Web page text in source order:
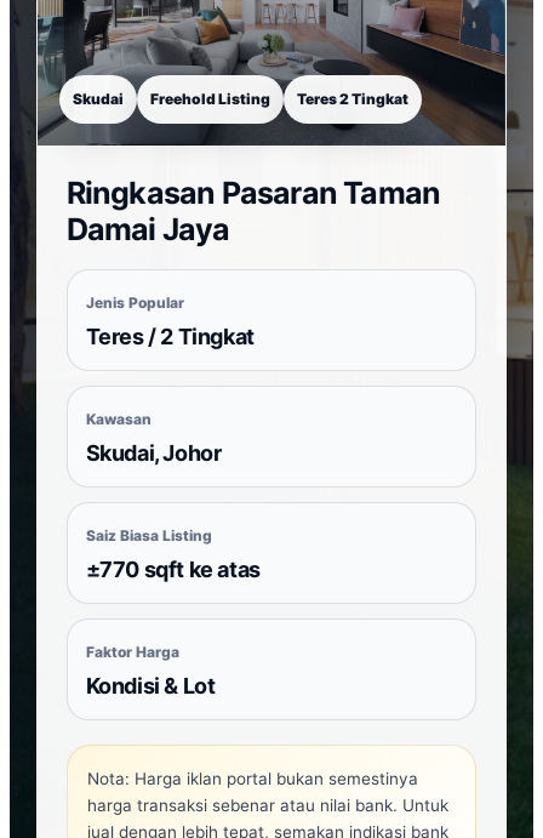
Skudai Freehold Listing Teres 2 Tingkat
Ringkasan Pasaran Taman
Damai Jaya
Jenis Popular
Teres / 2 Tingkat
Kawasan
Skudai, Johor
Saiz Biasa Listing
±770 sqft ke atas
Faktor Harga
Kondisi & Lot
Nota: Harga iklan portal bukan semestinya
harga transaksi sebenar atau nilai bank. Untuk
jual dengan lebih tepat, semakan indikasi bank